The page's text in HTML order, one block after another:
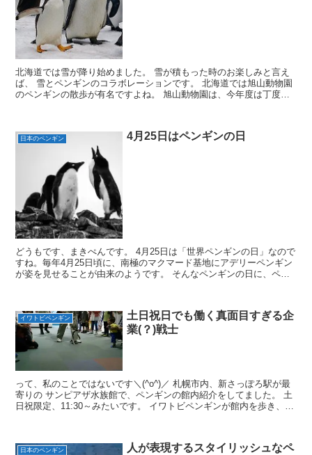
北海道では雪が降り始めました。 雪が積もった時のお楽しみと言え
ば、 雪とペンギンのコラボレーションです。 北海道では旭山動物園
のペンギンの散歩が有名ですよね。 旭山動物園は、今年度は丁度
日本のペンギン 4月25日はペンギンの日
どうもです、まきぺんです。 4月25日は「世界ペンギンの日」なので
すね。毎年4月25日頃に、南極のマクマード基地にアデリーペンギン
が姿を見せることが由来のようです。 そんなペンギンの日に、ペン
イワトビペンギン
土日祝日でも働く真面目すぎる企
業(？)戦士
って、私のことではないです＼(^o^)／ 札幌市内、新さっぽろ駅が最
寄りの サンピアザ水族館で、ペンギンの館内紹介をしてました。 土
日祝限定、11:30～みたいです。 イワトビペンギンが館内を歩き、
日本のペンギン
人が表現するスタイリッシュなペ